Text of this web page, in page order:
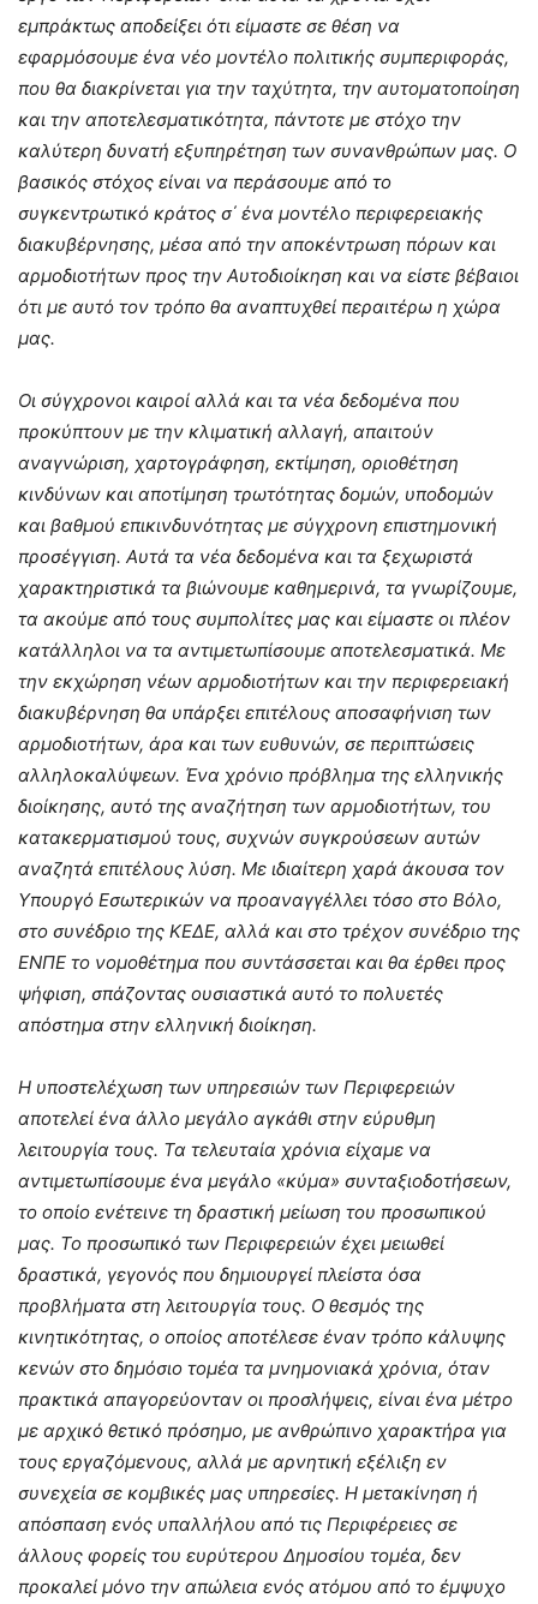
εμπράκτως αποδείξει ότι είμαστε σε θέση να
εφαρμόσουμε ένα νέο μοντέλο πολιτικής συμπεριφοράς,
που θα διακρίνεται για την ταχύτητα, την αυτοματοποίηση
και την αποτελεσματικότητα, πάντοτε με στόχο την
καλύτερη δυνατή εξυπηρέτηση των συνανθρώπων μας. Ο
βασικός στόχος είναι να περάσουμε από το
συγκεντρωτικό κράτος σ΄ ένα μοντέλο περιφερειακής
διακυβέρνησης, μέσα από την αποκέντρωση πόρων και
αρμοδιοτήτων προς την Αυτοδιοίκηση και να είστε βέβαιοι
ότι με αυτό τον τρόπο θα αναπτυχθεί περαιτέρω η χώρα
μας.
Οι σύγχρονοι καιροί αλλά και τα νέα δεδομένα που
προκύπτουν με την κλιματική αλλαγή, απαιτούν
αναγνώριση, χαρτογράφηση, εκτίμηση, οριοθέτηση
κινδύνων και αποτίμηση τρωτότητας δομών, υποδομών
και βαθμού επικινδυνότητας με σύγχρονη επιστημονική
προσέγγιση. Αυτά τα νέα δεδομένα και τα ξεχωριστά
χαρακτηριστικά τα βιώνουμε καθημερινά, τα γνωρίζουμε,
τα ακούμε από τους συμπολίτες μας και είμαστε οι πλέον
κατάλληλοι να τα αντιμετωπίσουμε αποτελεσματικά. Με
την εκχώρηση νέων αρμοδιοτήτων και την περιφερειακή
διακυβέρνηση θα υπάρξει επιτέλους αποσαφήνιση των
αρμοδιοτήτων, άρα και των ευθυνών, σε περιπτώσεις
αλληλοκαλύψεων. Ένα χρόνιο πρόβλημα της ελληνικής
διοίκησης, αυτό της αναζήτηση των αρμοδιοτήτων, του
κατακερματισμού τους, συχνών συγκρούσεων αυτών
αναζητά επιτέλους λύση. Με ιδιαίτερη χαρά άκουσα τον
Υπουργό Εσωτερικών να προαναγγέλλει τόσο στο Βόλο,
στο συνέδριο της ΚΕΔΕ, αλλά και στο τρέχον συνέδριο της
ΕΝΠΕ το νομοθέτημα που συντάσσεται και θα έρθει προς
ψήφιση, σπάζοντας ουσιαστικά αυτό το πολυετές
απόστημα στην ελληνική διοίκηση.
Η υποστελέχωση των υπηρεσιών των Περιφερειών
αποτελεί ένα άλλο μεγάλο αγκάθι στην εύρυθμη
λειτουργία τους. Τα τελευταία χρόνια είχαμε να
αντιμετωπίσουμε ένα μεγάλο «κύμα» συνταξιοδοτήσεων,
το οποίο ενέτεινε τη δραστική μείωση του προσωπικού
μας. Το προσωπικό των Περιφερειών έχει μειωθεί
δραστικά, γεγονός που δημιουργεί πλείστα όσα
προβλήματα στη λειτουργία τους. Ο θεσμός της
κινητικότητας, ο οποίος αποτέλεσε έναν τρόπο κάλυψης
κενών στο δημόσιο τομέα τα μνημονιακά χρόνια, όταν
πρακτικά απαγορεύονταν οι προσλήψεις, είναι ένα μέτρο
με αρχικό θετικό πρόσημο, με ανθρώπινο χαρακτήρα για
τους εργαζόμενους, αλλά με αρνητική εξέλιξη εν
συνεχεία σε κομβικές μας υπηρεσίες. Η μετακίνηση ή
απόσπαση ενός υπαλλήλου από τις Περιφέρειες σε
άλλους φορείς του ευρύτερου Δημοσίου τομέα, δεν
προκαλεί μόνο την απώλεια ενός ατόμου από το έμψυχο